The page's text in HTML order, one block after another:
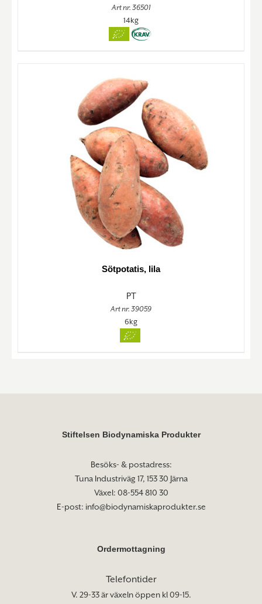
Art nr. 36501
14kg
Sötpotatis, lila
PT
Art nr. 39059
6kg
Stiftelsen Biodynamiska Produkter
Besöks- & postadress:
Tuna Industriväg 17, 153 30 Järna
Växel: 08-554 810 30
E-post: info@biodynamiskaprodukter.se
Ordermottagning
Telefontider
V. 29-33 är växeln öppen kl 09-15.